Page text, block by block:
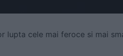
lupta cele mai feroce si mai